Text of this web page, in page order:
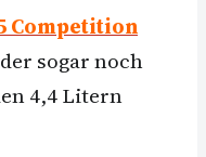
Competition
sogar noch
4,4 Litern